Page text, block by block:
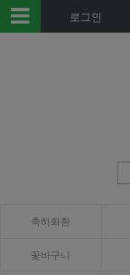
로그인
축하화환
꽃바구니